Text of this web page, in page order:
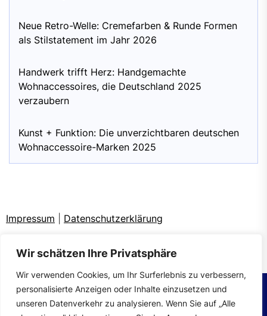
Wir schätzen Ihre Privatsphäre
Wir verwenden Cookies, um Ihr Surferlebnis zu verbessern,
personalisierte Anzeigen oder Inhalte einzusetzen und
unseren Datenverkehr zu analysieren. Wenn Sie auf „Alle
Neue Retro-Welle: Cremefarben & Runde Formen
als Stilstatement im Jahr 2026
Handwerk trifft Herz: Handgemachte
Wohnaccessoires, die Deutschland 2025
verzaubern
Kunst + Funktion: Die unverzichtbaren deutschen
Wohnaccessoire-Marken 2025
Impressum Datenschutzerklärung